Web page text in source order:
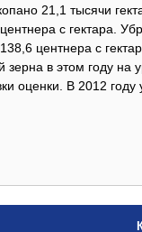
21,1 тысячи
с гектара.
центнера с
зерна в этом году на
оценки. В 2012